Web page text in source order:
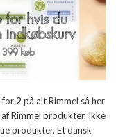
2 på alt Rimmel så her
Rimmel produkter. Ikke
produkter. Et dansk